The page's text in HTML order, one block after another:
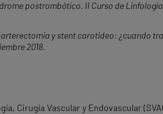
postrombótico. II Curso de
y stent carotideo: ¿cuando
2018.
Cirugía Vascular y Endovascular